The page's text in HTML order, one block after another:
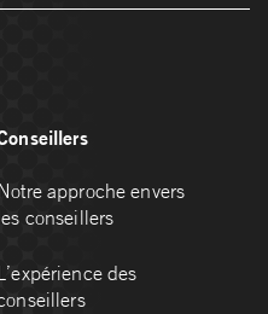
approche envers
conseillers
des